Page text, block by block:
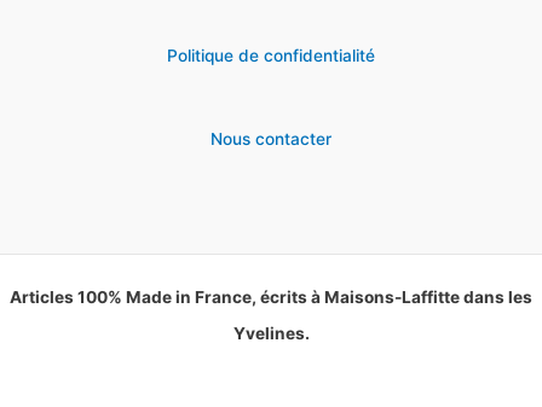
Politique de confidentialité
Nous contacter
Articles 100% Made in France, écrits à Maisons-Laffitte dans les
Yvelines.